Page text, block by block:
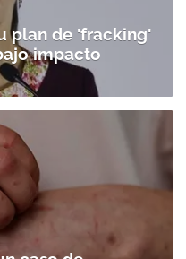
plan de 'fracking'
impacto